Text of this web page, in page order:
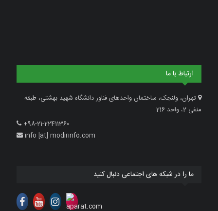
ارتباط با ما
تهران، ولنجک، ساختمان واحدهای فناور دانشگاه شهید بهشتی، طبقه
منفی 2، واحد 216
+98-21-22411360
info [at] modirinfo.com
ما را در شبکه های اجتماعی دنبال کنید